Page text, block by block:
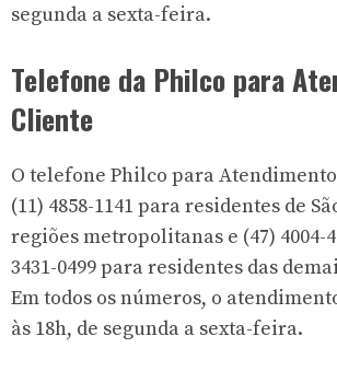
segunda a sexta-feira.
Telefone da Philco para
Cliente
O telefone Philco para
(11) 4858-1141para residentes de
regiões metropolitanas e (47) 4004-
3431-0499para residentes das
Em todos os números, o
às 18h, de segunda a sexta-feira.